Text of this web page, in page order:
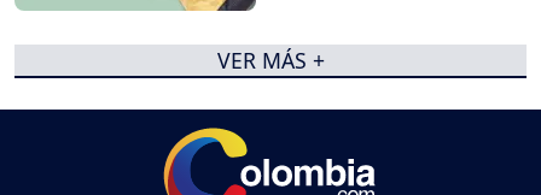
VER MÁS +